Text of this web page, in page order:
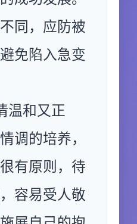
同，应防被
免陷入急变
温和又正
调的培养，
有原则，待
容易受人敬